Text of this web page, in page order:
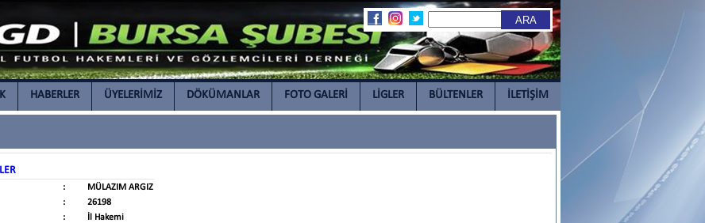
HABERLER ÜYELERİMİZ DÖKÜMANLAR FOTO GALERİ LİGLER BÜLTENLER İLETİŞİM
:
MÜLAZIM ARGIZ
:
26198
:
İl Hakemi